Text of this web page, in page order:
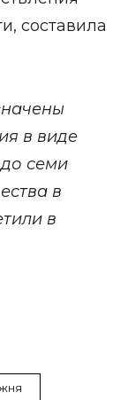
составила
в виде
семи
в
в